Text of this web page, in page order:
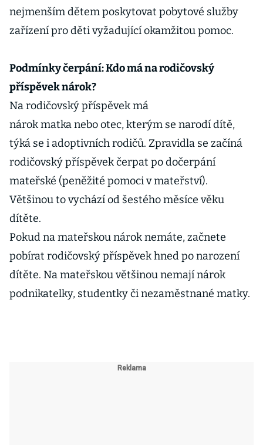
nejmenším dětem poskytovat pobytové služby
zařízení pro děti vyžadující okamžitou pomoc.
Podmínky čerpání: Kdo má na rodičovský
příspěvek nárok?
Na rodičovský příspěvek má
nárok matka nebo otec, kterým se narodí dítě,
týká se i adoptivních rodičů. Zpravidla se začíná
rodičovský příspěvek čerpat po dočerpání
mateřské (peněžité pomoci v mateřství).
Většinou to vychází od šestého měsíce věku
dítěte.
Pokud na mateřskou nárok nemáte, začnete
pobírat rodičovský příspěvek hned po narození
dítěte. Na mateřskou většinou nemají nárok
podnikatelky, studentky či nezaměstnané matky.